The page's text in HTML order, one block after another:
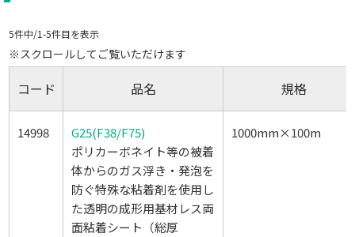
5件中/1-5件目を表示
※スクロールしてご覧いただけます
コード 品名 規格
14998
G25(F38/F75)
ポリカーボネイト等の被着
体からのガス浮き・発泡を
防ぐ特殊な粘着剤を使用し
た透明の成形用基材レス両
面粘着シート（総厚
1000mm×100m